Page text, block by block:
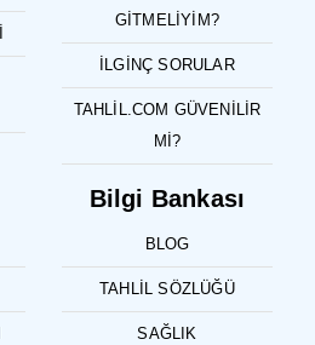
GITMELIYIM?
İLGINÇ SORULAR
TAHLIL.COM GÜVENILIR
MI?
Bilgi Bankası
BLOG
TAHLIL SÖZLÜĞÜ
SAĞLIK